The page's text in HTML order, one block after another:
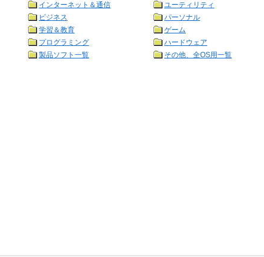
インターネット＆通信
ユーティリティ
ビジネス
パーソナル
学習＆教育
ゲーム
プログラミング
ハードウェア
製品ソフト一覧 その他、全OS用一覧